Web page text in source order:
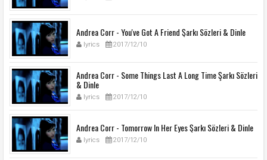
Andrea Corr - You've Got A Friend Şarkı Sözleri & Dinle
lyrics 2017/12/10
Andrea Corr - Some Things Last A Long Time Şarkı Sözleri
& Dinle
lyrics 2017/12/10
Andrea Corr - Tomorrow In Her Eyes Şarkı Sözleri & Dinle
lyrics 2017/12/10